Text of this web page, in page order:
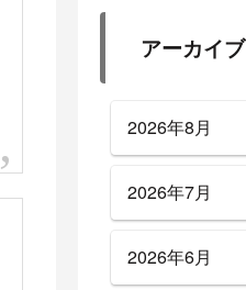
アーカイブ
2026年8月
2026年7月
2026年6月